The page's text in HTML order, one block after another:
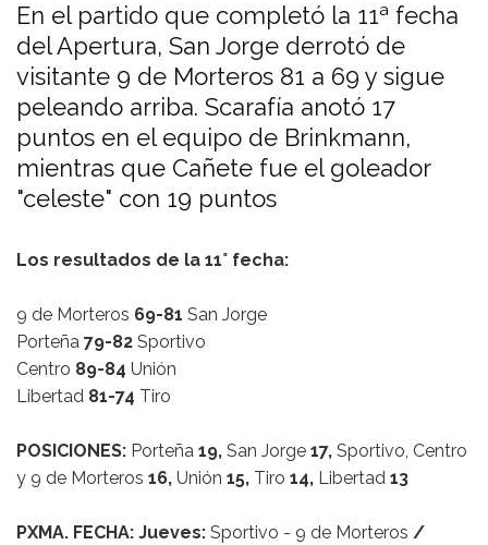
En el partido que completó la 11ª fecha
del Apertura, San Jorge derrotó de
visitante 9 de Morteros 81 a 69 y sigue
peleando arriba. Scarafía anotó 17
puntos en el equipo de Brinkmann,
mientras que Cañete fue el goleador
"celeste" con 19 puntos
Los resultados de la 11° fecha:
9 de Morteros 69-81 San Jorge
Porteña 79-82 Sportivo
Centro 89-84 Unión
Libertad 81-74 Tiro
POSICIONES: Porteña 19, San Jorge 17, Sportivo, Centro
y 9 de Morteros 16, Unión 15, Tiro 14, Libertad 13
PXMA. FECHA: Jueves: Sportivo - 9 de Morteros /